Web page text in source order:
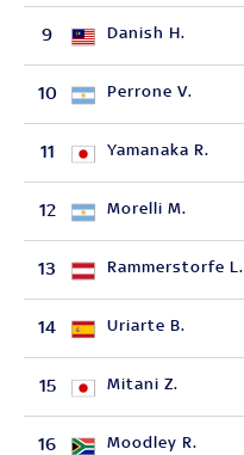
9 Danish H.
10 Perrone V.
11 Yamanaka R.
12 Morelli M.
13 Rammerstorfe L.
14 Uriarte B.
15 Mitani Z.
16 Moodley R.